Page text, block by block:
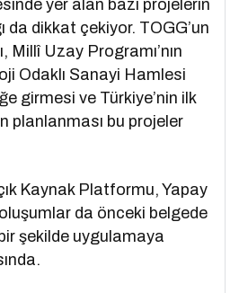
yer alan bazı projelerin
da dikkat çekiyor. TOGG’un
Uzay Programı’nın
Odaklı Sanayi Hamlesi
girmesi ve Türkiye’nin ilk
planlanması bu projeler
Kaynak Platformu, Yapay
da önceki belgede
şekilde uygulamaya